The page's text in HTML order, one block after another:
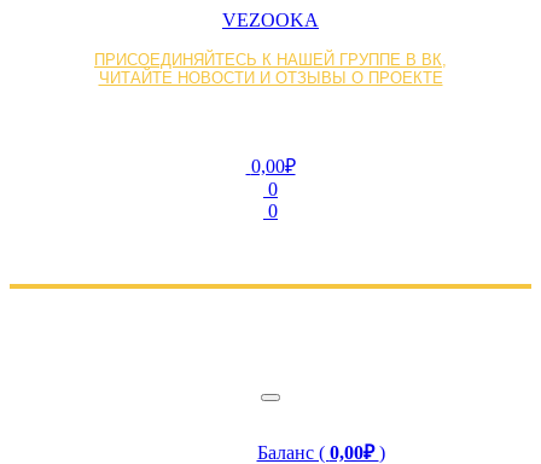
VEZOOKA
ПРИСОЕДИНЯЙТЕСЬ К НАШЕЙ ГРУППЕ В ВК,
ЧИТАЙТЕ НОВОСТИ И ОТЗЫВЫ О ПРОЕКТЕ
0,00₽
0
0
Баланс ( 0,00₽)